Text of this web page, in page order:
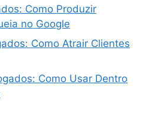
Como Produzir
no Google
Como Atrair Clientes
Como Usar Dentro